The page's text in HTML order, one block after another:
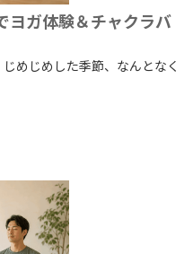
ヨガ体験＆チャクラバ
じめじめした季節、なんとなく